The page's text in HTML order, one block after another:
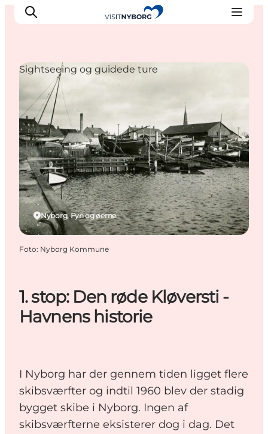
Oplev Nyborg
Outdoor
Det sker i Nyborg
Sprogø
Planlæg din tur
Book & køb
1. stop: Den røde Kløversti -
Havnens historie
I Nyborg har der gennem tiden ligget flere
skibsværfter og indtil 1960 blev der stadig
bygget skibe i Nyborg. Ingen af
skibsværfterne eksisterer dog i dag. Det
Nyborg, Fyn og øerne
Sightseeing og guidede ture
Foto: Nyborg Kommune